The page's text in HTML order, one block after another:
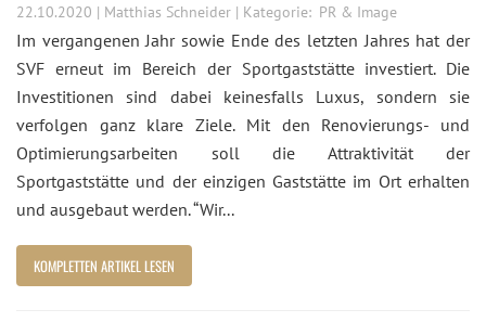
22.10.2020 | Matthias Schneider | Kategorie: PR & Image
Im vergangenen Jahr sowie Ende des letzten Jahres hat der
SVF erneut im Bereich der Sportgaststätte investiert. Die
Investitionen sind dabei keinesfalls Luxus, sondern sie
verfolgen ganz klare Ziele. Mit den Renovierungs- und
Optimierungsarbeiten soll die Attraktivität der
Sportgaststätte und der einzigen Gaststätte im Ort erhalten
und ausgebaut werden. “Wir...
KOMPLETTEN ARTIKEL LESEN